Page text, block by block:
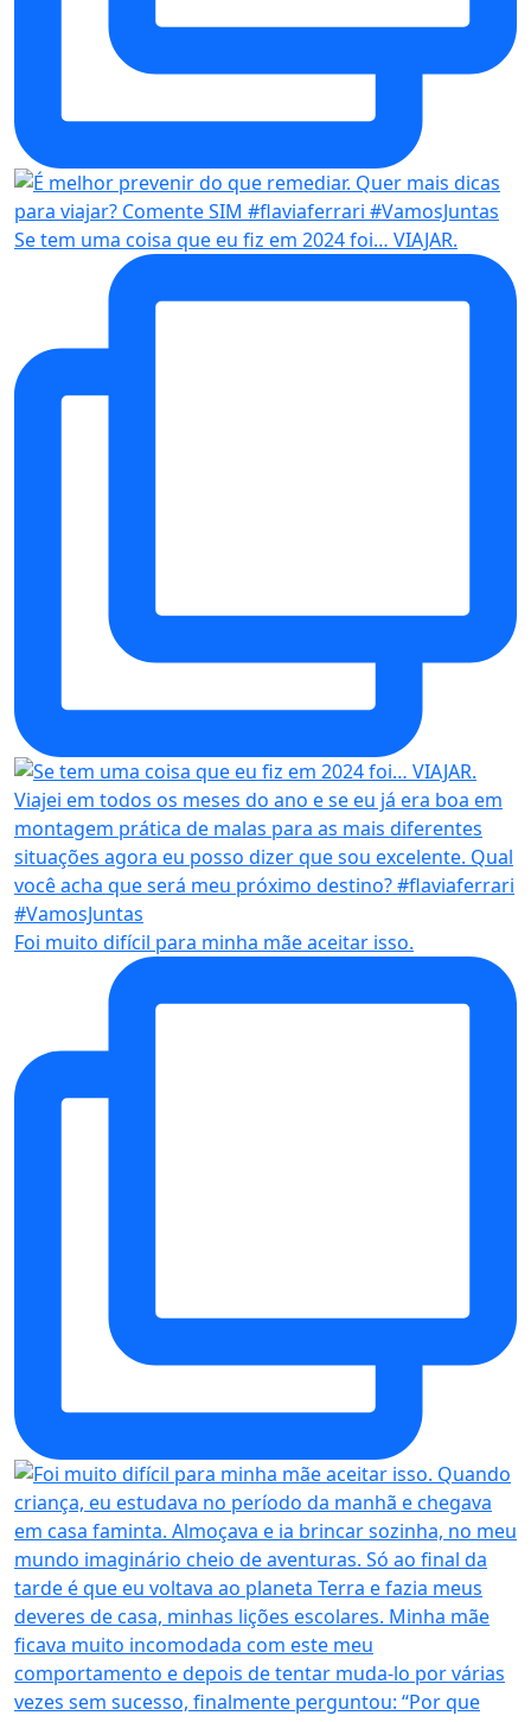
Se tem uma coisa que eu fiz em 2024 foi… VIAJAR.
Foi muito difícil para minha mãe aceitar isso.